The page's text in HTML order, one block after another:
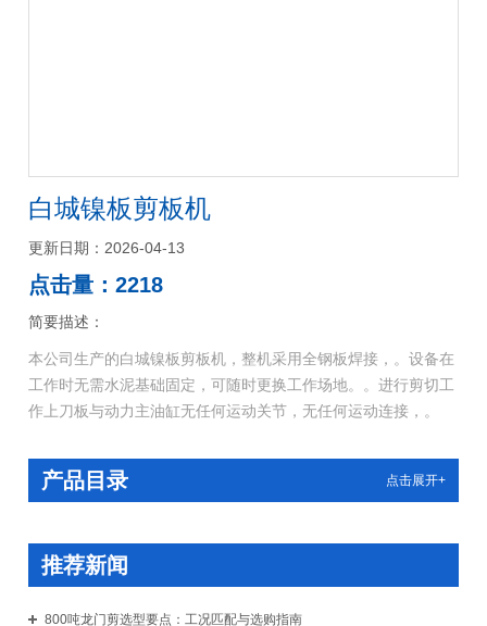
白城镍板剪板机
更新日期：2026-04-13
点击量：2218
简要描述：
本公司生产的白城镍板剪板机，整机采用全钢板焊接，。设备在
工作时无需水泥基础固定，可随时更换工作场地。。进行剪切工
作上刀板与动力主油缸无任何运动关节，无任何运动连接，。
产品目录 点击展开+
推荐新闻
800吨龙门剪选型要点：工况匹配与选购指南